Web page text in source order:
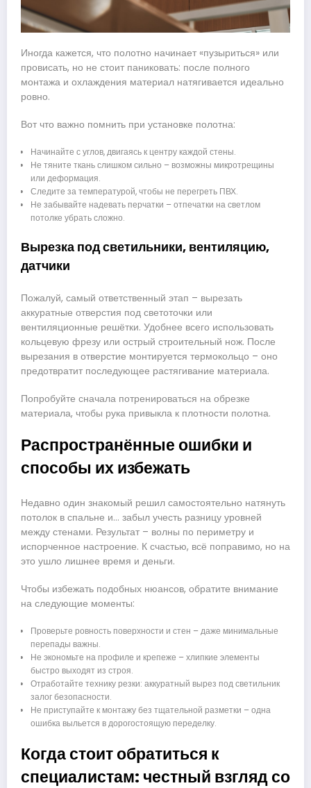
Иногда кажется, что полотно начинает «пузыриться» или
провисать, но не стоит паниковать: после полного
монтажа и охлаждения материал натягивается идеально
ровно.
Вот что важно помнить при установке полотна:
Начинайте с углов, двигаясь к центру каждой стены.
Не тяните ткань слишком сильно – возможны микротрещины
или деформация.
Следите за температурой, чтобы не перегреть ПВХ.
Не забывайте надевать перчатки – отпечатки на светлом
потолке убрать сложно.
Вырезка под светильники, вентиляцию,
датчики
Пожалуй, самый ответственный этап – вырезать
аккуратные отверстия под светоточки или
вентиляционные решётки. Удобнее всего использовать
кольцевую фрезу или острый строительный нож. После
вырезания в отверстие монтируется термокольцо – оно
предотвратит последующее растягивание материала.
Попробуйте сначала потренироваться на обрезке
материала, чтобы рука привыкла к плотности полотна.
Распространённые ошибки и
способы их избежать
Недавно один знакомый решил самостоятельно натянуть
потолок в спальне и… забыл учесть разницу уровней
между стенами. Результат – волны по периметру и
испорченное настроение. К счастью, всё поправимо, но на
это ушло лишнее время и деньги.
Чтобы избежать подобных нюансов, обратите внимание
на следующие моменты:
Проверьте ровность поверхности и стен – даже минимальные
перепады важны.
Не экономьте на профиле и крепеже – хлипкие элементы
быстро выходят из строя.
Отработайте технику резки: аккуратный вырез под светильник
залог безопасности.
Не приступайте к монтажу без тщательной разметки – одна
ошибка выльется в дорогостоящую переделку.
Когда стоит обратиться к
специалистам: честный взгляд со